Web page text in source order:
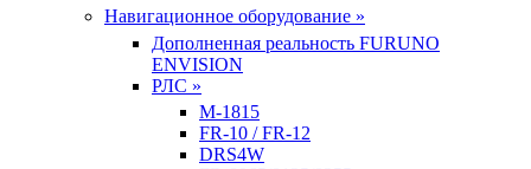
Навигационное оборудование »
Дополненная реальность FURUNO
ENVISION
РЛС »
M-1815
FR-10 / FR-12
DRS4W